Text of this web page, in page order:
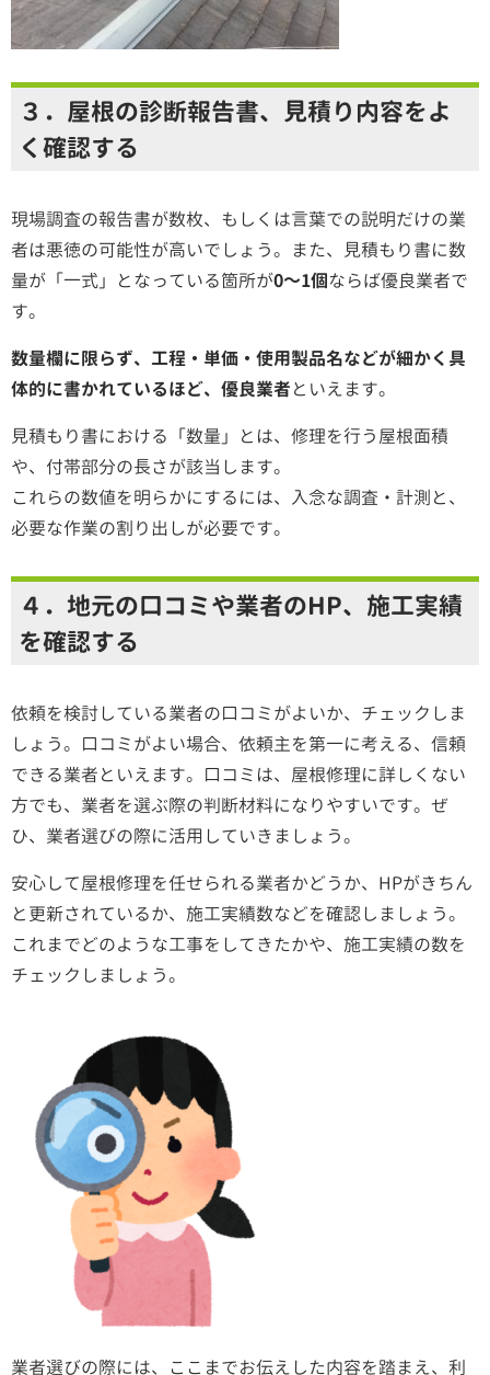
３．屋根の診断報告書、見積り内容をよ
く確認する
現場調査の報告書が数枚、もしくは言葉での説明だけの業
者は悪徳の可能性が高いでしょう。また、 見積もり書に数
量が「一式」となっている箇所が0～1個ならば優良業者で
す。
数量欄に限らず、工程・単価・使用製品名などが細かく具
体的に書かれているほど、優良業者といえます。
見積もり書における「数量」とは、修理を行う屋根面積
や、付帯部分の長さが該当します。
これらの数値を明らかにするには、入念な調査・計測と、
必要な作業の割り出しが必要です。
４．地元の口コミや業者のHP、施工実績
を確認する
依頼を検討している業者の口コミがよいか、チェックしま
しょう。 口コミがよい場合、依頼主を第一に考える、信頼
できる業者といえます。口コミは、屋根修理に詳しくない
方でも、業者を選ぶ際の判断材料になりやすいです。ぜ
ひ、業者選びの際に活用していきましょう。
安心して屋根修理を任せられる業者かどうか、HPがきちん
と更新されているか、施工実績数などを確認しましょう。
これまでどのような工事をしてきたかや、施工実績の数を
チェックしましょう。
業者選びの際には、ここまでお伝えした内容を踏まえ、利